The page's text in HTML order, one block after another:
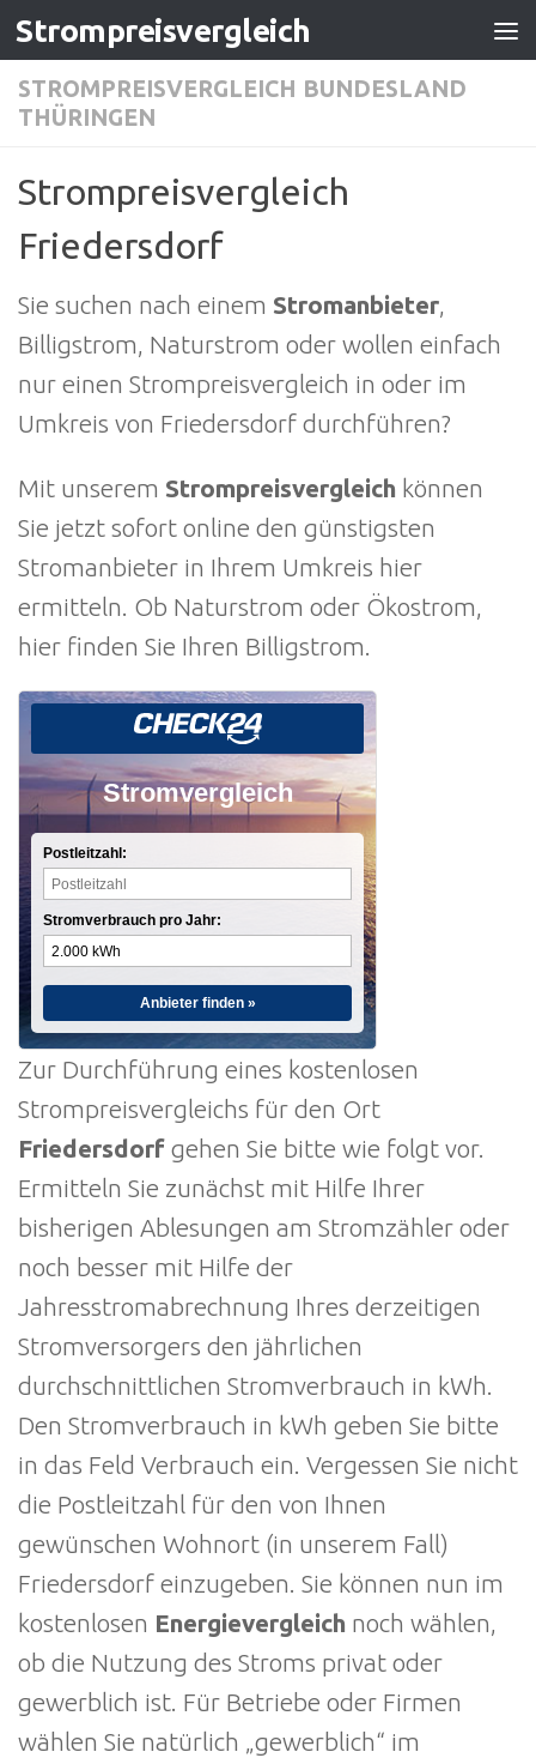
Zum Inhalt springen
Strompreisvergleich
STROMPREISVERGLEICH BUNDESLAND
THÜRINGEN
Strompreisvergleich
Friedersdorf
Sie suchen nach einem Stromanbieter,
Billigstrom, Naturstrom oder wollen einfach
nur einen Strompreisvergleich in oder im
Umkreis von Friedersdorf durchführen?
Mit unserem Strompreisvergleich können
Sie jetzt sofort online den günstigsten
Stromanbieter in Ihrem Umkreis hier
ermitteln. Ob Naturstrom oder Ökostrom,
hier finden Sie Ihren Billigstrom.
Stromvergleich
Postleitzahl:
Stromverbrauch pro Jahr:
Anbieter finden »
Zur Durchführung eines kostenlosen
Strompreisvergleichs für den Ort
Friedersdorf gehen Sie bitte wie folgt vor.
Ermitteln Sie zunächst mit Hilfe Ihrer
bisherigen Ablesungen am Stromzähler oder
noch besser mit Hilfe der
Jahresstromabrechnung Ihres derzeitigen
Stromversorgers den jährlichen
durchschnittlichen Stromverbrauch in kWh.
Den Stromverbrauch in kWh geben Sie bitte
in das Feld Verbrauch ein. Vergessen Sie nicht
die Postleitzahl für den von Ihnen
gewünschen Wohnort (in unserem Fall)
Friedersdorf einzugeben. Sie können nun im
kostenlosen Energievergleich noch wählen,
ob die Nutzung des Stroms privat oder
gewerblich ist. Für Betriebe oder Firmen
wählen Sie natürlich „gewerblich“ im